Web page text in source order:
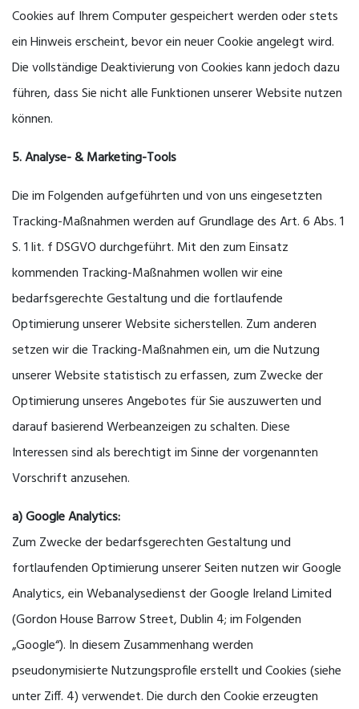
Cookies auf Ihrem Computer gespeichert werden oder stets
ein Hinweis erscheint, bevor ein neuer Cookie angelegt wird.
Die vollständige Deaktivierung von Cookies kann jedoch dazu
führen, dass Sie nicht alle Funktionen unserer Website nutzen
können.
5. Analyse- & Marketing-Tools
Die im Folgenden aufgeführten und von uns eingesetzten
Tracking-Maßnahmen werden auf Grundlage des Art. 6 Abs. 1
S. 1 lit. f DSGVO durchgeführt. Mit den zum Einsatz
kommenden Tracking-Maßnahmen wollen wir eine
bedarfsgerechte Gestaltung und die fortlaufende
Optimierung unserer Website sicherstellen. Zum anderen
setzen wir die Tracking-Maßnahmen ein, um die Nutzung
unserer Website statistisch zu erfassen, zum Zwecke der
Optimierung unseres Angebotes für Sie auszuwerten und
darauf basierend Werbeanzeigen zu schalten. Diese
Interessen sind als berechtigt im Sinne der vorgenannten
Vorschrift anzusehen.
a) Google Analytics:
Zum Zwecke der bedarfsgerechten Gestaltung und
fortlaufenden Optimierung unserer Seiten nutzen wir Google
Analytics, ein Webanalysedienst der Google Ireland Limited
(Gordon House Barrow Street, Dublin 4; im Folgenden
„Google“). In diesem Zusammenhang werden
pseudonymisierte Nutzungsprofile erstellt und Cookies (siehe
unter Ziff. 4) verwendet. Die durch den Cookie erzeugten